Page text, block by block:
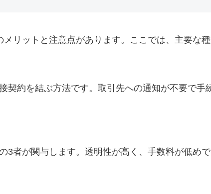
リットと注意点があります。ここでは、主要な
契約を結ぶ方法です。取引先への通知が不要で手
者が関与します。透明性が高く、手数料が低め